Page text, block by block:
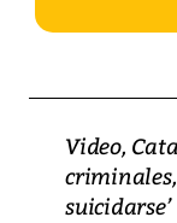
Video,
suicidarse’